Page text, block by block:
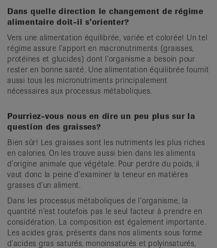
Dans quelle direction le changement de régime
alimentaire doit-il s’orienter?
Vers une alimentation équilibrée, variée et colorée! Un tel
régime assure l’apport en macronutriments (graisses,
protéines et glucides) dont l’organisme a besoin pour
rester en bonne santé. Une alimentation équilibrée fournit
aussi tous les micronutriments principalement
nécessaires aux processus métaboliques.
Pourriez-vous nous en dire un peu plus sur la
question des graisses?
Bien sûr! Les graisses sont les nutriments les plus riches
en calories. On les trouve aussi bien dans les aliments
d’origine animale que végétale. Pour perdre du poids, il
vaut donc la peine d’examiner la teneur en matières
grasses d’un aliment.
Dans les processus métaboliques de l’organisme, la
quantité n’est toutefois pas le seul facteur à prendre en
considération. La composition est également importante.
Les acides gras, présents dans nos aliments sous forme
d’acides gras saturés, monoinsaturés et polyinsaturés,